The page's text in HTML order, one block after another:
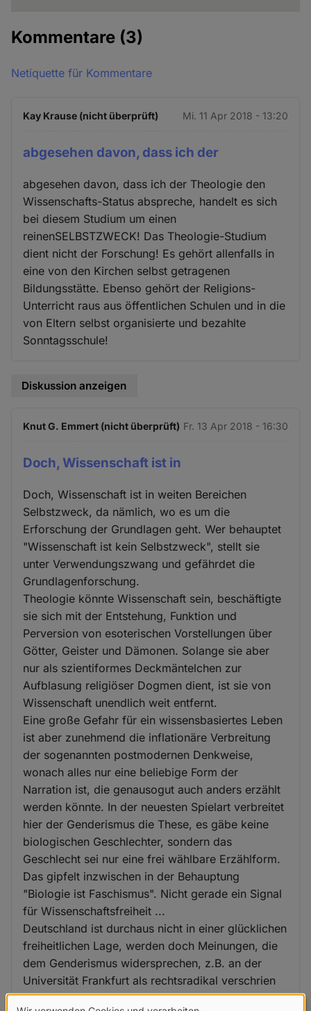
Kommentare (3)
Netiquette für Kommentare
Kay Krause (nicht überprüft) Mi. 11 Apr 2018 - 13:20
abgesehen davon, dass ich der
abgesehen davon, dass ich der Theologie den
Wissenschafts-Status abspreche, handelt es sich
bei diesem Studium um einen
reinenSELBSTZWECK! Das Theologie-Studium
dient nicht der Forschung! Es gehört allenfalls in
eine von den Kirchen selbst getragenen
Bildungsstätte. Ebenso gehört der Religions-
Unterricht raus aus öffentlichen Schulen und in die
von Eltern selbst organisierte und bezahlte
Sonntagsschule!
Diskussion anzeigen
Knut G. Emmert (nicht überprüft) Fr. 13 Apr 2018 - 16:30
Doch, Wissenschaft ist in
Doch, Wissenschaft ist in weiten Bereichen
Selbstzweck, da nämlich, wo es um die
Erforschung der Grundlagen geht. Wer behauptet
"Wissenschaft ist kein Selbstzweck", stellt sie
unter Verwendungszwang und gefährdet die
Grundlagenforschung.
Theologie könnte Wissenschaft sein, beschäftigte
sie sich mit der Entstehung, Funktion und
Perversion von esoterischen Vorstellungen über
Götter, Geister und Dämonen. Solange sie aber
nur als szientiformes Deckmäntelchen zur
Aufblasung religiöser Dogmen dient, ist sie von
Wissenschaft unendlich weit entfernt.
Eine große Gefahr für ein wissensbasiertes Leben
ist aber zunehmend die inflationäre Verbreitung
der sogenannten postmodernen Denkweise,
wonach alles nur eine beliebige Form der
Narration ist, die genausogut auch anders erzählt
werden könnte. In der neuesten Spielart verbreitet
hier der Genderismus die These, es gäbe keine
biologischen Geschlechter, sondern das
Geschlecht sei nur eine frei wählbare Erzählform.
Das gipfelt inzwischen in der Behauptung
"Biologie ist Faschismus". Nicht gerade ein Signal
für Wissenschaftsfreiheit ...
Deutschland ist durchaus nicht in einer glücklichen
freiheitlichen Lage, werden doch Meinungen, die
dem Genderismus widersprechen, z.B. an der
Universität Frankfurt als rechtsradikal verschrien
und behindert. Eine offene Diskussion um die